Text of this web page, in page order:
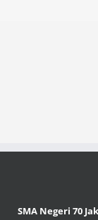
SMA Negeri 70